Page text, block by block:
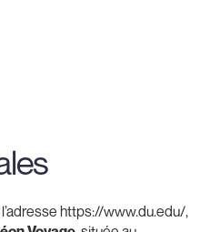
https://www.du.edu/,